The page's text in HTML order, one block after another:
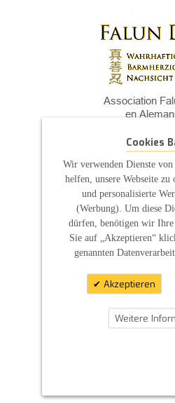
Cookies
Wir verwenden Dienste
helfen, unsere Webseite
und personalisierte
(Werbung). Um diese
dürfen, benötigen wir
Sie auf „Akzeptieren“
genannten
Akzeptieren
Weitere